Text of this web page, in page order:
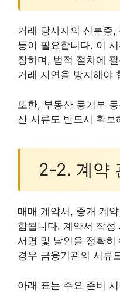
거래 당사자의 신분증,
등이 필요합니다. 이
장하며, 법적 절차에
거래 지연을 방지해야
또한, 부동산 등기부
산 서류도 반드시 확보
2-2. 계약
매매 계약서, 중개 계
함됩니다. 계약서 작
서명 및 날인을 정확
경우 금융기관의 서류
아래 표는 주요 준비